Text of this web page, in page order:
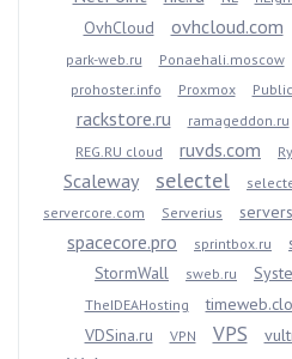
OvhCloud ovhcloud.com
park-web.ru Ponaehali.moscow
prohoster.info
Proxmox
rackstore.ru ramageddon.ru
REG.RU cloud ruvds.com
Scaleway selectel
servercore.com
Serverius
spacecore.pro sprintbox.ru
StormWall
sweb.ru
TheIDEAHosting
VDSina.ru VPN VPS